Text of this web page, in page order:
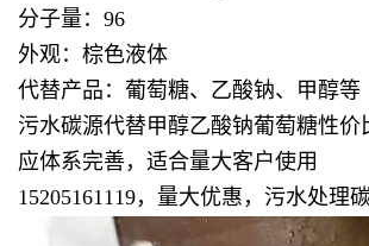
分子量：96
外观：棕色液体
代替产品：葡萄糖、乙酸钠、甲醇等
污水碳源代替甲醇乙酸钠葡萄糖性
应体系完善，适合量大客户使用
15205161119，量大优惠，污水处理